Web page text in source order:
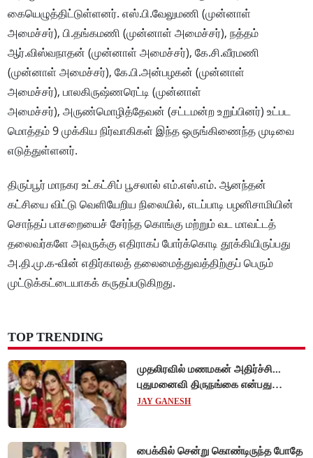
கையெழுத்திட்டுள்ளனர். எஸ்.பி.வேலுமணி (முன்னாள்
அமைச்சர்), பி.தங்கமணி (முன்னாள் அமைச்சர்), நத்தம்
ஆர்.விஸ்வநாதன் (முன்னாள் அமைச்சர்), கே.சி.வீரமணி
(முன்னாள் அமைச்சர்), கே.பி.அன்பழகன் (முன்னாள்
அமைச்சர்), பாலகிருஷ்ணரெட்டி (முன்னாள்
அமைச்சர்), அருண்மொழித்தேவன் (சட்டமன்ற உறுப்பினர்) உட்பட
மொத்தம் 9 முக்கிய நிர்வாகிகள் இந்த ஒருங்கிணைந்த முடிவை
எடுத்துள்ளனர்.
திருப்பூர் மாநகர உட்கட்சிப் பூசலால் எம்.எஸ்.எம். ஆனந்தன்
கட்சியை விட்டு வெளியேறிய நிலையில், எடப்பாடி பழனிசாமியின்
சொந்தப் பாசறையைச் சேர்ந்த கொங்கு மற்றும் வட மாவட்டத்
தலைவர்களே அவருக்கு எதிராகப் போர்க்கொடி தூக்கியிருப்பது
அ.தி.மு.க-வின் எதிர்காலத் தலைமைத்துவத்திற்குப் பெரும்
முட்டுக்கட்டையாகக் கருதப்படுகிறது.
TOP TRENDING
முதலிரவில் மணமகன் அதிர்ச்சி...
புதுமனைவி திருநங்கை என்பது
அம்பலம்!
JAY GANESH
பைக்கில் சென்று கொண்டிருந்த போதே